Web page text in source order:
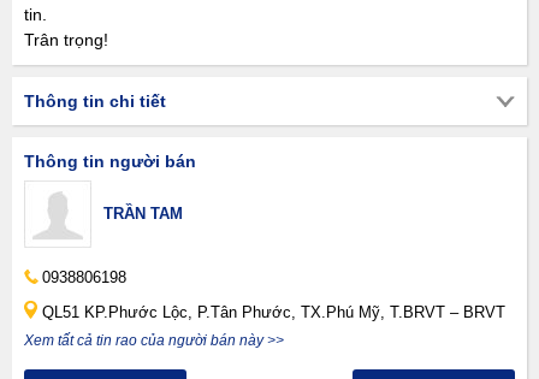
tin.
Trân trọng!
Thông tin chi tiết
Thông tin người bán
TRẦN TAM
0938806198
QL51 KP.Phước Lộc, P.Tân Phước, TX.Phú Mỹ, T.BRVT – BRVT
Xem tất cả tin rao của người bán này >>